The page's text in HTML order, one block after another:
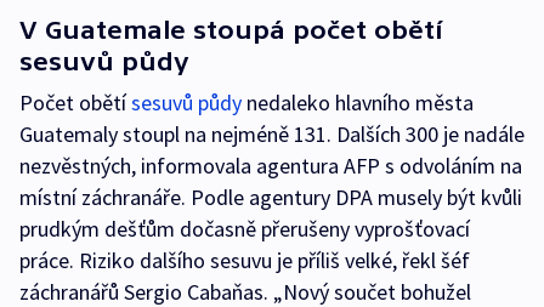
V Guatemale stoupá počet obětí
sesuvů půdy
Počet obětísesuvů půdy nedaleko hlavního města
Guatemaly stoupl na nejméně 131. Dalších 300 je nadále
nezvěstných, informovala agentura AFP s odvoláním na
místní záchranáře. Podle agentury DPA musely být kvůli
prudkým dešťům dočasně přerušeny vyprošťovací
práce. Riziko dalšího sesuvu je příliš velké, řekl šéf
záchranářů Sergio Cabaňas. „Nový součet bohužel